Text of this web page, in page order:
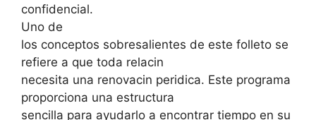
confidencial.
Uno de
los conceptos sobresalientes de este folleto se
refiere a que toda relacin
necesita una renovacin peridica. Este programa
proporciona una estructura
sencilla para ayudarlo a encontrar tiempo en su